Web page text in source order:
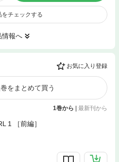
をチェックする
情報へ
お気に入り登録
をまとめて買う
1巻から 最新刊から
1 ［前編］